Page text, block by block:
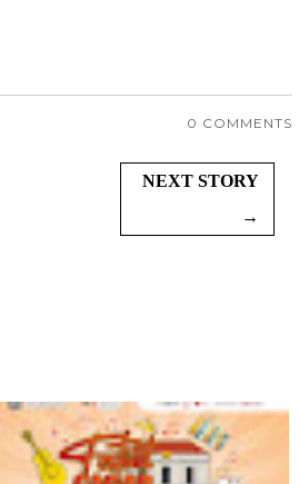
0 COMMENTS
NEXT STORY
→